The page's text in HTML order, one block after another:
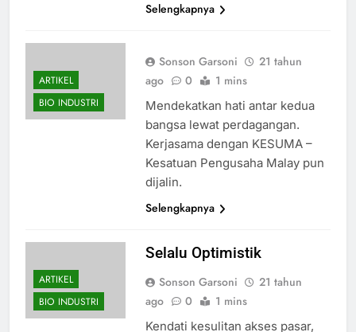
Selengkapnya
ARTIKEL
BIO INDUSTRI
Sonson Garsoni
21 tahun
ago
0 1 mins
Mendekatkan hati antar kedua
bangsa lewat perdagangan.
Kerjasama dengan KESUMA –
Kesatuan Pengusaha Malay pun
dijalin.
Selengkapnya
ARTIKEL
BIO INDUSTRI
Selalu Optimistik
Sonson Garsoni
21 tahun
ago
0 1 mins
Kendati kesulitan akses pasar,